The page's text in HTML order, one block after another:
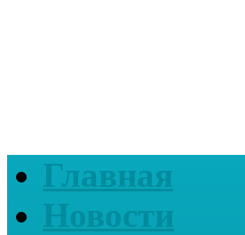
Главная
Новости